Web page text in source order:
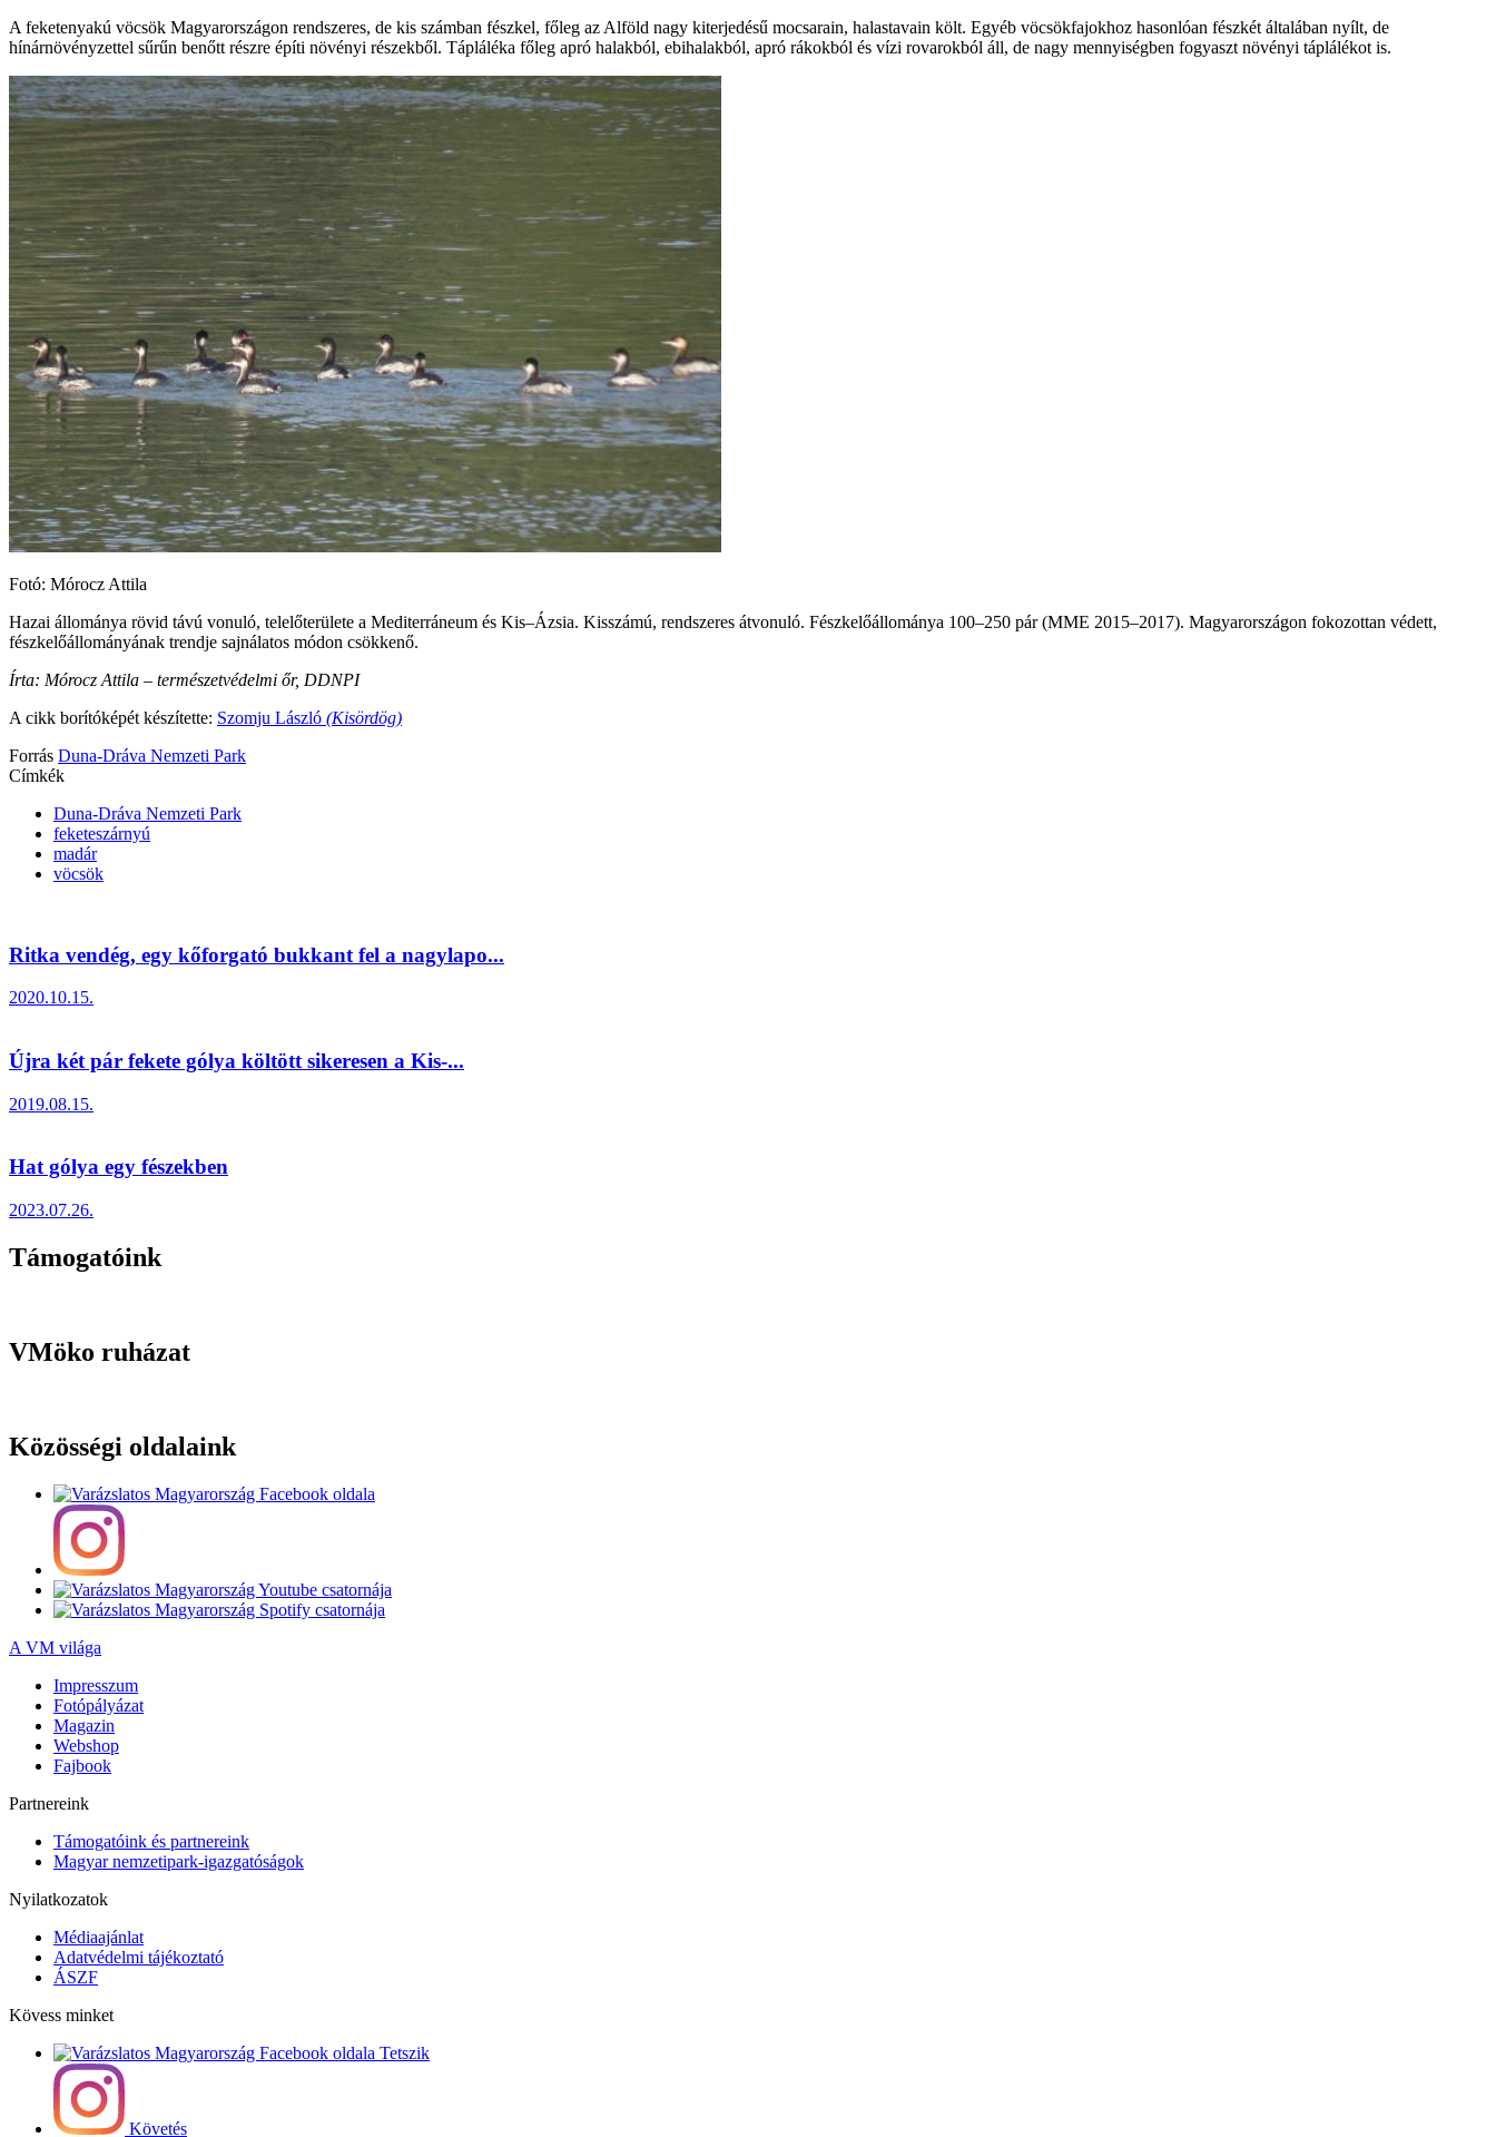
A feketenyakú vöcsök Magyarországon rendszeres, de kis számban fészkel, főleg az Alföld nagy kiterjedésű mocsarain, halastavain költ. Egyéb vöcsökfajokhoz hasonlóan fészkét általában nyílt, de
hínárnövényzettel sűrűn benőtt részre építi növényi részekből. Tápláléka főleg apró halakból, ebihalakból, apró rákokból és vízi rovarokból áll, de nagy mennyiségben fogyaszt növényi táplálékot is.
Fotó: Mórocz Attila
Hazai állománya rövid távú vonuló, telelőterülete a Mediterráneum és Kis–Ázsia. Kisszámú, rendszeres átvonuló. Fészkelőállománya 100–250 pár (MME 2015–2017). Magyarországon fokozottan védett,
fészkelőállományának trendje sajnálatos módon csökkenő.
Írta: Mórocz Attila – természetvédelmi őr, DDNPI
A cikk borítóképét készítette: Szomju László (Kisördög)
Forrás Duna-Dráva Nemzeti Park
Címkék
Duna-Dráva Nemzeti Park
feketeszárnyú
madár
vöcsök
Ritka vendég, egy kőforgató bukkant fel a nagylapo...
2020.10.15.
Újra két pár fekete gólya költött sikeresen a Kis-...
2019.08.15.
Hat gólya egy fészekben
2023.07.26.
Támogatóink
VMöko ruházat
Közösségi oldalaink
A VM világa
Impresszum
Fotópályázat
Magazin
Webshop
Fajbook
Partnereink
Támogatóink és partnereink
Magyar nemzetipark-igazgatóságok
Nyilatkozatok
Médiaajánlat
Adatvédelmi tájékoztató
ÁSZF
Kövess minket
Tetszik
Követés